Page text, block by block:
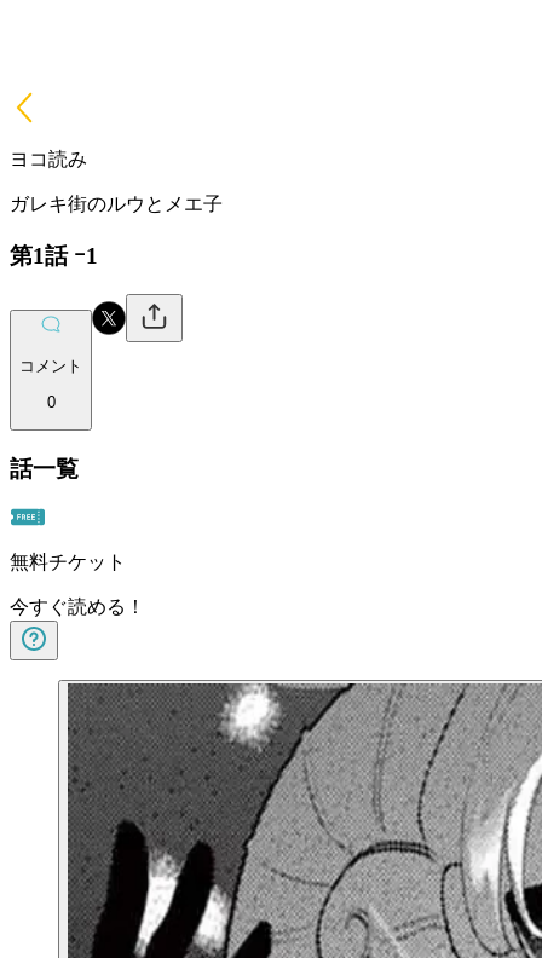
ヨコ読み
ガレキ街のルウとメエ子
第1話 ｰ1
コメント
0
話一覧
無料チケット
今すぐ読める！